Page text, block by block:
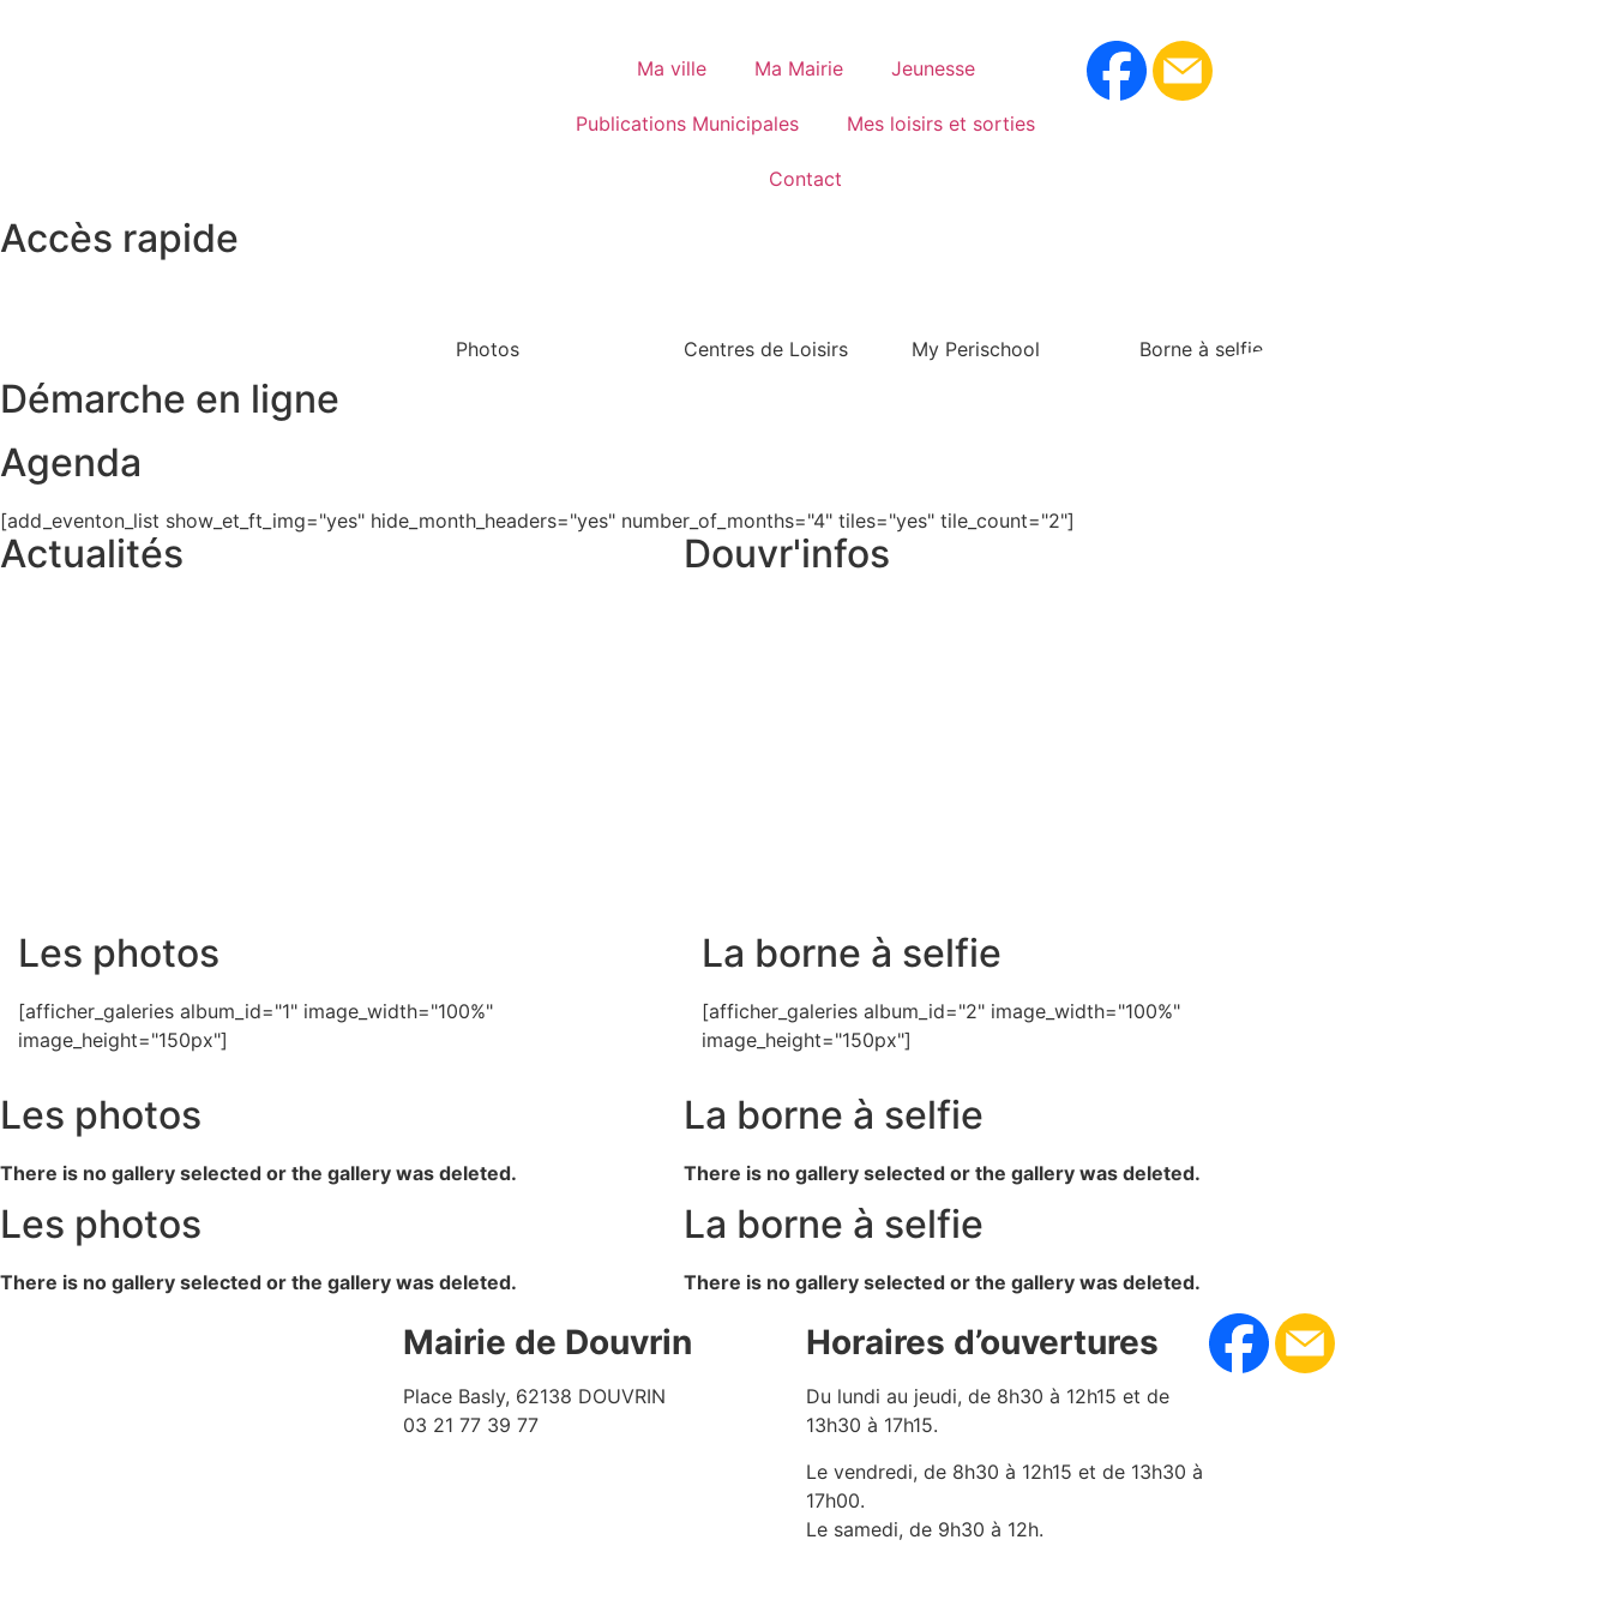
Ma ville Ma Mairie Jeunesse
Publications Municipales Mes loisirs et sorties
Contact
Accès rapide
Photos Centres de Loisirs My Perischool Borne à selfie
Démarche en ligne
Agenda
[add_eventon_list show_et_ft_img="yes" hide_month_headers="yes" number_of_months="4" tiles="yes" tile_count="2"]
Actualités Douvr'infos
Les photos
[afficher_galeries album_id="1" image_width="100%"
image_height="150px"]
La borne à selfie
[afficher_galeries album_id="2" image_width="100%"
image_height="150px"]
Les photos
There is no gallery selected or the gallery was deleted.
La borne à selfie
There is no gallery selected or the gallery was deleted.
Les photos
There is no gallery selected or the gallery was deleted.
La borne à selfie
There is no gallery selected or the gallery was deleted.
Mairie de Douvrin
Place Basly, 62138 DOUVRIN
03 21 77 39 77
Horaires d’ouvertures
Du lundi au jeudi, de 8h30 à 12h15 et de
13h30 à 17h15.
Le vendredi, de 8h30 à 12h15 et de 13h30 à
17h00.
Le samedi, de 9h30 à 12h.